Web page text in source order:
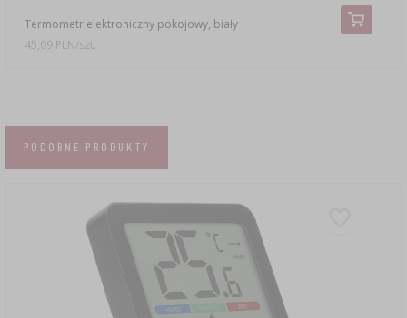
Termometr elektroniczny pokojowy, biały
45,09 PLN/szt.
PODOBNE PRODUKTY